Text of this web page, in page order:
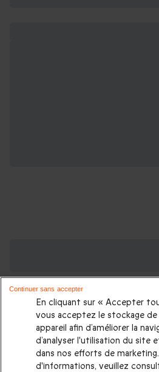
Cadeau anniversaire femme
Coffret cadeau Noël|Cadeau Noël
homme|Idée cadeau Femme|
Cadeau Couple |Cadeaux Fête des
En cliquant sur « Accepter
vous acceptez le stockage
appareil afin d’améliorer la
d’analyser l'utilisation du site
dans nos efforts de
d'informations, veuillez
Continuer sans accepter